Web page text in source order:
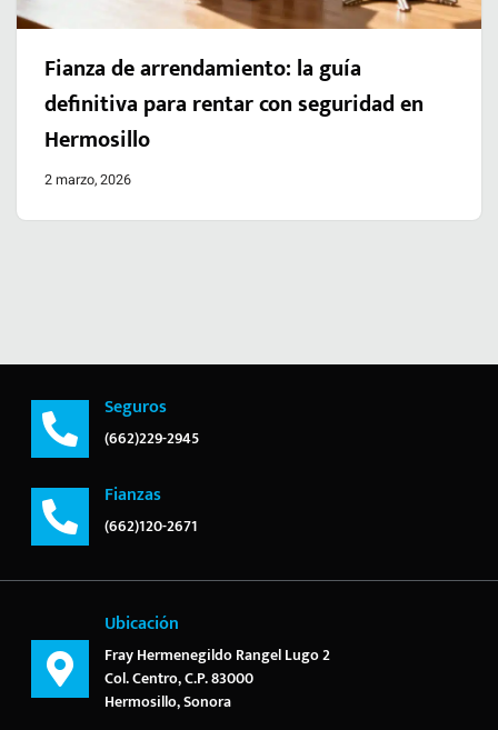
Fianza de arrendamiento: la guía
definitiva para rentar con seguridad en
Hermosillo
2 marzo, 2026
Seguros
(662)229-2945
Fianzas
(662)120-2671
Ubicación
Fray Hermenegildo Rangel Lugo 2
Col. Centro, C.P. 83000
Hermosillo, Sonora